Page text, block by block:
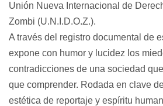
Unión Nueva Internacional de
Zombi (U.N.I.D.O.Z.).
A través del registro documental de
expone con humor y lucidez los
contradicciones de una sociedad
que comprender. Rodada en clave
estética de reportaje y espíritu